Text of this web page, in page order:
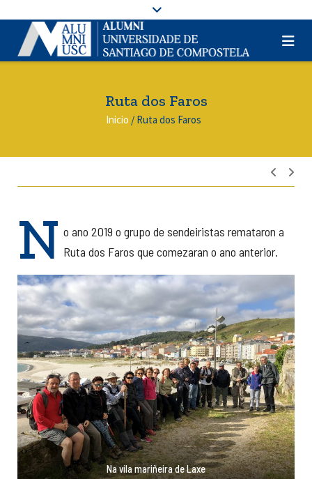
Ruta dos Faros
Inicio / Ruta dos Faros
de
N o ano 2019 o grupo de sendeiristas remataron a
Ruta dos Faros que comezaran o ano anterior.
Na vila mariñeira de Laxe